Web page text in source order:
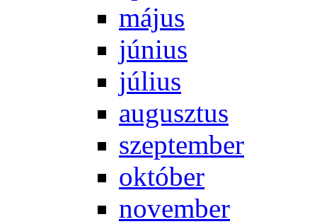
má­jus
jú­ni­us
jú­li­us
au­gusz­tus
szep­tem­ber
ok­tó­ber
no­vem­ber